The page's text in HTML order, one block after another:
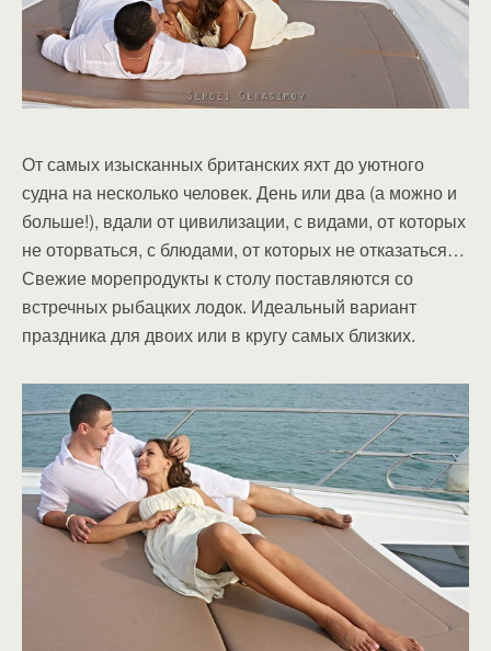
От самых изысканных британских яхт до уютного
судна на несколько человек. День или два (а можно и
больше!), вдали от цивилизации, с видами, от которых
не оторваться, с блюдами, от которых не отказаться…
Свежие морепродукты к столу поставляются со
встречных рыбацких лодок. Идеальный вариант
праздника для двоих или в кругу самых близких.